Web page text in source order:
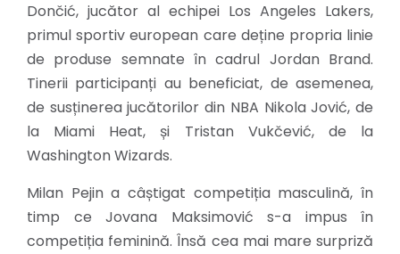
Dončić, jucător al echipei Los Angeles Lakers,
primul sportiv european care deține propria linie
de produse semnate în cadrul Jordan Brand.
Tinerii participanți au beneficiat, de asemenea,
de susținerea jucătorilor din NBA Nikola Jović, de
la Miami Heat, și Tristan Vukčević, de la
Washington Wizards.
Milan Pejin a câștigat competiția masculină, în
timp ce Jovana Maksimović s-a impus în
competiția feminină. Însă cea mai mare surpriză